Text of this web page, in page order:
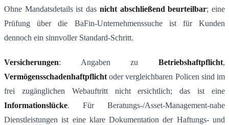
Ohne Mandatsdetails ist das nicht abschließend beurteilbar; eine
Prüfung über die BaFin-Unternehmenssuche ist für Kunden
dennoch ein sinnvoller Standard-Schritt.
Versicherungen: Angaben zu Betriebshaftpflicht,
Vermögensschadenhaftpflicht oder vergleichbaren Policen sind im
frei zugänglichen Webauftritt nicht ersichtlich; das ist eine
Informationslücke. Für Beratungs-/Asset-Management-nahe
Dienstleistungen ist eine klare Dokumentation der Haftungs- und